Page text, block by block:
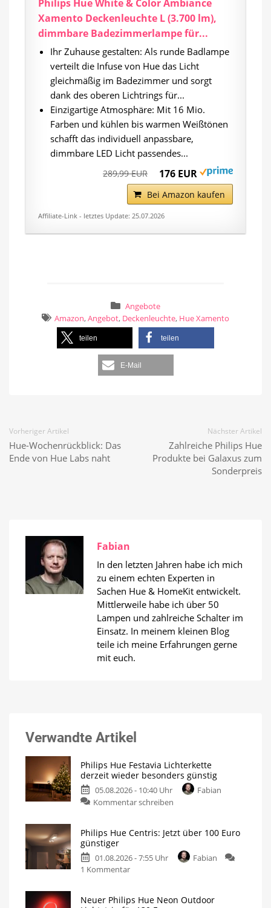
Philips Hue White & Color Ambiance
Xamento Deckenleuchte L (3.700 lm),
dimmbare Badezimmerlampe für...
Ihr Zuhause gestalten: Als runde Badlampe
verteilt die Infuse von Hue das Licht
gleichmäßig im Badezimmer und sorgt
dank des oberen Lichtrings für...
Einzigartige Atmosphäre: Mit 16 Mio.
Farben und kühlen bis warmen Weißtönen
schafft das individuell anpassbare,
dimmbare LED Licht passendes...
289,99 EUR 176 EUR
Bei Amazon kaufen
Affiliate-Link - letztes Update: 25.07.2026
Angebote
Amazon,Angebot, Deckenleuchte, Hue Xamento
teilen teilen
E-Mail
Vorheriger Artikel
Hue-Wochenrückblick: Das
Ende von Hue Labs naht
Nächster Artikel
Zahlreiche Philips Hue
Produkte bei Galaxus zum
Sonderpreis
Fabian
In den letzten Jahren habe ich mich
zu einem echten Experten in
Sachen Hue & HomeKit entwickelt.
Mittlerweile habe ich über 50
Lampen und zahlreiche Schalter im
Einsatz. In meinem kleinen Blog
teile ich meine Erfahrungen gerne
mit euch.
Verwandte Artikel
Philips Hue Festavia Lichterkette
derzeit wieder besonders günstig
05.08.2026 - 10:40 Uhr
Fabian
Kommentar schreiben
Festavia
derzeit
20
Philips Hue Centris: Jetzt über 100 Euro
günstiger
01.08.2026 - 7:55 Uhr
Fabian
1 Kommentarzu
Centris:
Neuer Philips Hue Neon Outdoor